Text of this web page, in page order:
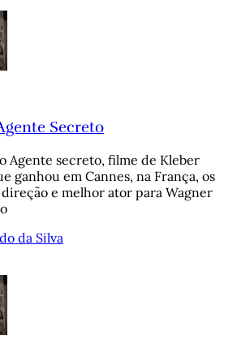
Secreto
Agente secreto, filme de Kleber
ganhou em Cannes, na França, os
e melhor ator para Wagner
da Silva